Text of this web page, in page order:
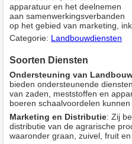
apparatuur en het deelnemen
aan samenwerkingsverbanden
op het gebied van marketing,
Categorie: Landbouwdiensten
Soorten Diensten
Ondersteuning van
bieden ondersteunende
van zaden, meststoffen en
boeren schaalvoordelen kunnen
Marketing en Distributie: Zij
distributie van de agrarische
waaronder graan, zuivel, fruit en